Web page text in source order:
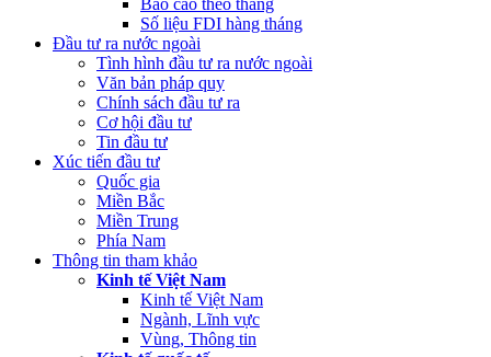
Báo cáo theo tháng
Số liệu FDI hàng tháng
Đầu tư ra nước ngoài
Tình hình đầu tư ra nước ngoài
Văn bản pháp quy
Chính sách đầu tư ra
Cơ hội đầu tư
Tin đầu tư
Xúc tiến đầu tư
Quốc gia
Miền Bắc
Miền Trung
Phía Nam
Thông tin tham khảo
Kinh tế Việt Nam
Kinh tế Việt Nam
Ngành, Lĩnh vực
Vùng, Thông tin